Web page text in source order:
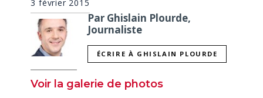
3 février 2015
Par Ghislain Plourde,
Journaliste
ÉCRIRE À GHISLAIN PLOURDE
Voir la galerie de photos